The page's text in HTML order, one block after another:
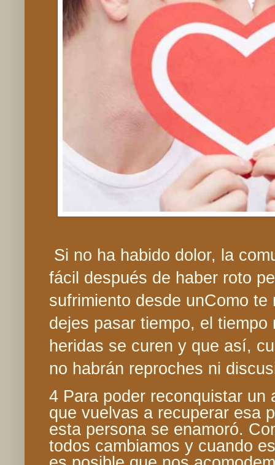
Si no ha habido dolor, la
fácil después de haber roto
sufrimiento desde unComo te
dejes pasar tiempo, el
heridas se curen y que así,
no habrán reproches ni
4 Para poder reconquistar un
que vuelvas a recuperar esa
esta persona se enamoró.
todos cambiamos y cuando